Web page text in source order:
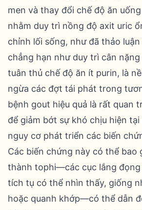
men và thay đổi chế độ ăn
nhằm duy trì nồng độ axit uric
chỉnh lối sống, như đã thảo
chẳng hạn như duy trì cân
tuân thủ chế độ ăn ít purin, là
ngừa các đợt tái phát trong
bệnh gout hiệu quả là rất quan
để giảm bớt sự khó chịu hiện
nguy cơ phát triển các biến
Các biến chứng này có thể bao
thành tophi—các cục lắng
tích tụ có thể nhìn thấy, giống
hoặc quanh khớp—có thể dẫn